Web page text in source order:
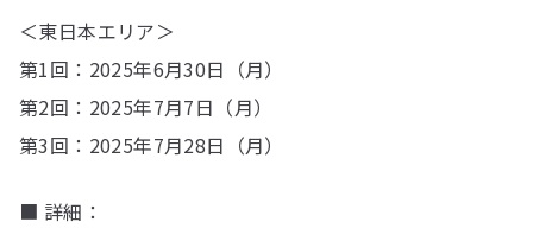
＜東日本エリア＞
第1回：2025年6月30日（月）
第2回：2025年7月7日（月）
第3回：2025年7月28日（月）
■ 詳細：